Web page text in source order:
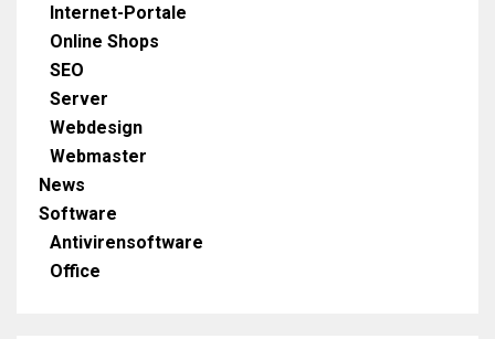
Internet-Portale
Online Shops
SEO
Server
Webdesign
Webmaster
News
Software
Antivirensoftware
Office